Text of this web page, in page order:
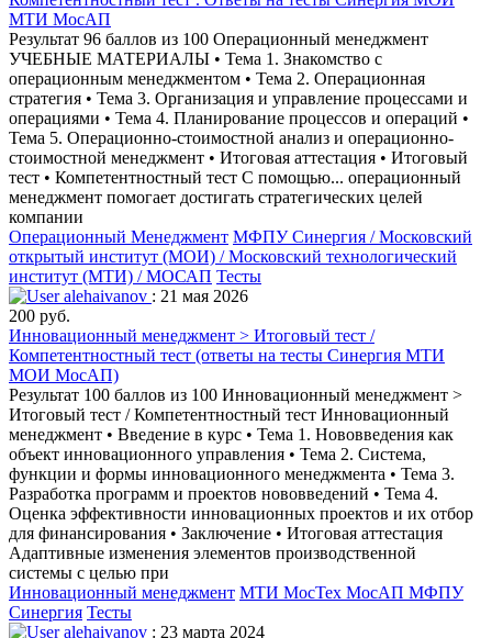
МТИ МосАП
Результат 96 баллов из 100 Операционный менеджмент
УЧЕБНЫЕ МАТЕРИАЛЫ • Тема 1. Знакомство с
операционным менеджментом • Тема 2. Операционная
стратегия • Тема 3. Организация и управление процессами и
операциями • Тема 4. Планирование процессов и операций •
Тема 5. Операционно-стоимостной анализ и операционно-
стоимостной менеджмент • Итоговая аттестация • Итоговый
тест • Компетентностный тест С помощью... операционный
менеджмент помогает достигать стратегических целей
компании
Операционный Менеджмент МФПУ Синергия / Московский
открытый институт (МОИ) / Московский технологический
институт (МТИ) / МОСАП Тесты
alehaivanov : 21 мая 2026
200 руб.
Инновационный менеджмент > Итоговый тест /
Компетентностный тест (ответы на тесты Синергия МТИ
МОИ МосАП)
Результат 100 баллов из 100 Инновационный менеджмент >
Итоговый тест / Компетентностный тест Инновационный
менеджмент • Введение в курс • Тема 1. Нововведения как
объект инновационного управления • Тема 2. Система,
функции и формы инновационного менеджмента • Тема 3.
Разработка программ и проектов нововведений • Тема 4.
Оценка эффективности инновационных проектов и их отбор
для финансирования • Заключение • Итоговая аттестация
Адаптивные изменения элементов производственной
системы с целью при
Инновационный менеджмент МТИ МосТех МосАП МФПУ
Синергия Тесты
alehaivanov : 23 марта 2024